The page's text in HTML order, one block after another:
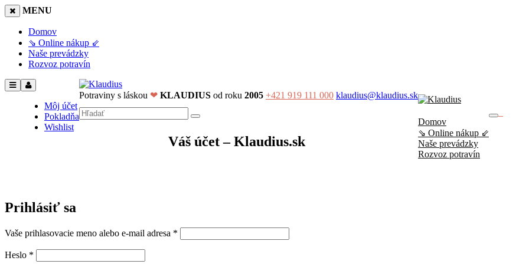
MENU
Domov
⇘ Online nákup ⇙
Naše prevádzky
Rozvoz potravín
Môj účet
Pokladňa
Wishlist
Potraviny s láskou ❤ KLAUDIUS od roku 2005 +421 919 111 000 klaudius@klaudius.sk
Domov
⇘ Online nákup ⇙
Naše prevádzky
Rozvoz potravín
Váš účet – Klaudius.sk
Prihlásiť sa
Vaše prihlasovacie meno alebo e-mail adresa *
Heslo *